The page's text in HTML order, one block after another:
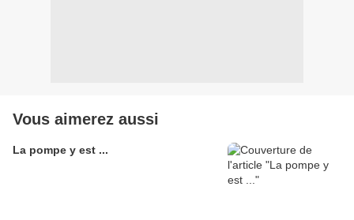
Vous aimerez aussi
La pompe y est ...